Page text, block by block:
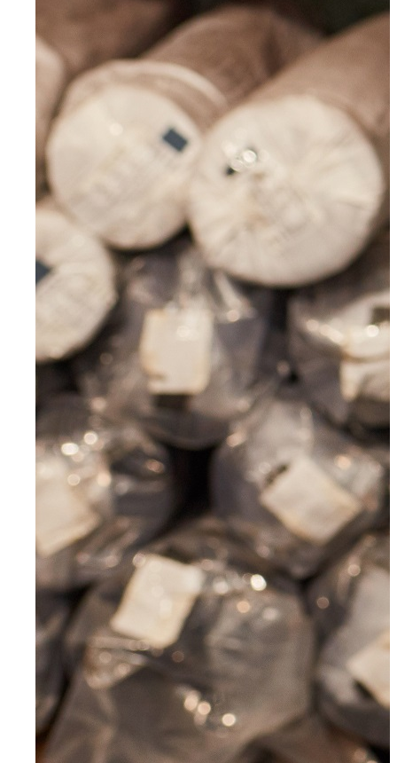
Für Bewerber
Initiativbewerbung
Für Unternehmen
Aktuelles
Über uns